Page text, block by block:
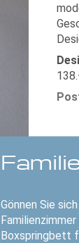
Gönnen Sie
Boxspringbett